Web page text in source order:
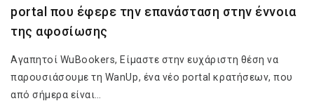
portal που έφερε την επανάσταση στην έννοια
της αφοσίωσης
Αγαπητοί WuBookers, Είμαστε στην ευχάριστη θέση να
παρουσιάσουμε τη WanUp, ένα νέο portal κρατήσεων, που
από σήμερα είναι…